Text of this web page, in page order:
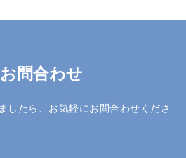
お問合わせ
したら、お気軽にお問合わせくださ